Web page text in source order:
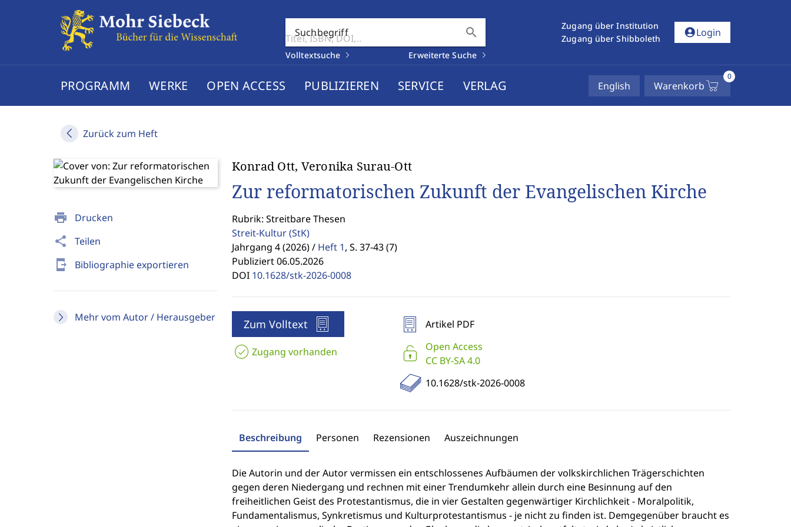
Suchbegriff search
Volltextsuche Erweiterte Suche
Zugang über Institution
Zugang über Shibboleth
account_circleLogin
PROGRAMM WERKE OPEN ACCESS PUBLIZIEREN SERVICE VERLAG English Warenkorb
0
Zurück zum Heft
print Drucken
share Teilen
send_to_mobile Bibliographie exportieren
Mehr vom Autor / Herausgeber
Konrad Ott, Veronika Surau-Ott
Zur reformatorischen Zukunft der Evangelischen Kirche
Rubrik: Streitbare Thesen
Streit-Kultur(StK)
Jahrgang 4 (2026) / Heft 1, S. 37-43 (7)
Publiziert 06.05.2026
DOI 10.1628/stk-2026-0008
Zum Volltext
Zugang vorhanden
Artikel PDF
Open Access
CC BY-SA 4.0
10.1628/stk-2026-0008
Beschreibung Personen Rezensionen Auszeichnungen
Die Autorin und der Autor vermissen ein entschlossenes Aufbäumen der volkskirchlichen Trägerschichten
gegen deren Niedergang und rechnen mit einer Trendumkehr allein durch eine Besinnung auf den
freiheitlichen Geist des Protestantismus, die in vier Gestalten gegenwärtiger Kirchlichkeit - Moralpolitik,
Fundamentalismus, Synkretismus und Kulturprotestantismus - je nicht zu finden ist. Demgegenüber braucht es